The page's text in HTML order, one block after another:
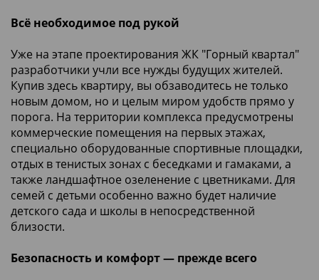
Всё необходимое под рукой
Уже на этапе проектирования ЖК "Горный квартал"
разработчики учли все нужды будущих жителей.
Купив здесь квартиру, вы обзаводитесь не только
новым домом, но и целым миром удобств прямо у
порога. На территории комплекса предусмотрены
коммерческие помещения на первых этажах,
специально оборудованные спортивные площадки,
отдых в тенистых зонах с беседками и гамаками, а
также ландшафтное озеленение с цветниками. Для
семей с детьми особенно важно будет наличие
детского сада и школы в непосредственной
близости.
Безопасность и комфорт — прежде всего